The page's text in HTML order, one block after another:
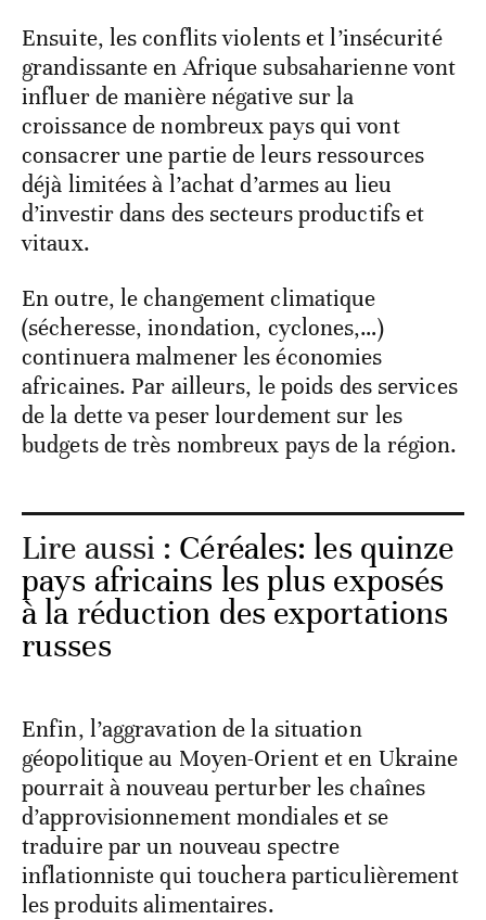
Ensuite, les conflits violents et l’insécurité
grandissante en Afrique subsaharienne vont
influer de manière négative sur la
croissance de nombreux pays qui vont
consacrer une partie de leurs ressources
déjà limitées à l’achat d’armes au lieu
d’investir dans des secteurs productifs et
vitaux.
En outre, le changement climatique
(sécheresse, inondation, cyclones,…)
continuera malmener les économies
africaines. Par ailleurs, le poids des services
de la dette va peser lourdement sur les
budgets de très nombreux pays de la région.
Lire aussi : Céréales: les quinze
pays africains les plus exposés
à la réduction des exportations
russes
Enfin, l’aggravation de la situation
géopolitique au Moyen-Orient et en Ukraine
pourrait à nouveau perturber les chaînes
d’approvisionnement mondiales et se
traduire par un nouveau spectre
inflationniste qui touchera particulièrement
les produits alimentaires.